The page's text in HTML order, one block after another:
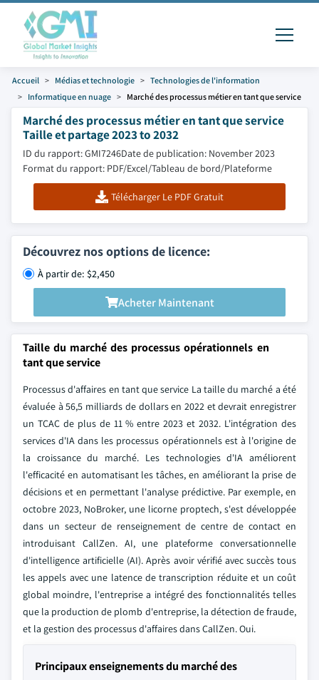
Accueil Médias et technologie
Technologies de l'information
Informatique en nuage
Marché des processus métier en tant que service
Marché des processus métier en tant que service
Taille et partage 2023 to 2032
ID du rapport: GMI7246Date de publication: November 2023
Format du rapport: PDF/Excel/Tableau de bord/Plateforme
Télécharger Le PDF Gratuit
Découvrez nos options de licence:
À partir de: $2,450
Acheter Maintenant
Taille du marché des processus opérationnels en
tant que service
Processus d'affaires en tant que service La taille du marché a été
évaluée à 56,5 milliards de dollars en 2022 et devrait enregistrer
un TCAC de plus de 11 % entre 2023 et 2032. L'intégration des
services d'IA dans les processus opérationnels est à l'origine de
la croissance du marché. Les technologies d'IA améliorent
l'efficacité en automatisant les tâches, en améliorant la prise de
décisions et en permettant l'analyse prédictive. Par exemple, en
octobre 2023, NoBroker, une licorne proptech, s'est développée
dans un secteur de renseignement de centre de contact en
introduisant CallZen. AI, une plateforme conversationnelle
d'intelligence artificielle (AI). Après avoir vérifié avec succès tous
les appels avec une latence de transcription réduite et un coût
global moindre, l'entreprise a intégré des fonctionnalités telles
que la production de plomb d'entreprise, la détection de fraude,
et la gestion des processus d'affaires dans CallZen. Oui.
Principaux enseignements du marché des